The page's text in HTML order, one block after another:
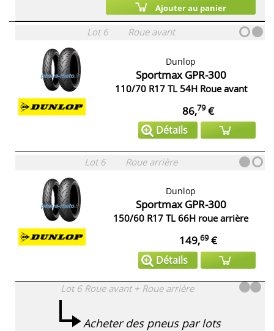
Ajouter au panier
Lot 6 Roue avant
Dunlop
Sportmax GPR-300
110/70 R17 TL 54H Roue avant
86,79€
Détails
Lot 6 Roue arrière
Dunlop
Sportmax GPR-300
150/60 R17 TL 66H roue arrière
149,69€
Détails
Lot 6 Roue avant + Roue arrière
Acheter des pneus par lots